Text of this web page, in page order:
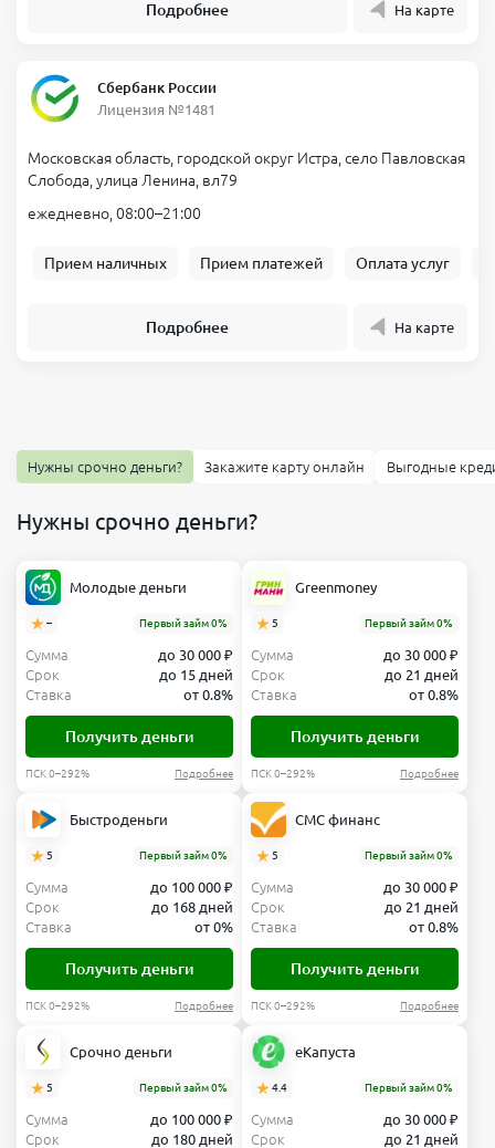
Подробнее На карте
Сбербанк России
Лицензия №1481
Московская область, городской округ Истра, село Павловская
Слобода, улица Ленина, вл79
ежедневно, 08:00–21:00
Прием наличных Прием платежей Оплата услуг
Подробнее На карте
Нужны срочно деньги? Закажите карту онлайн Выгодные
Нужны срочно деньги?
Молодые деньги
– Первый займ 0%
Сумма
до 30 000 ₽
Срок
до 15 дней
Ставка
от 0.8%
Получить деньги
ПСК 0–292% Подробнее
Greenmoney
5 Первый займ 0%
Сумма
до 30 000 ₽
Срок
до 21 дней
Ставка
от 0.8%
Получить деньги
ПСК 0–292% Подробнее
Быстроденьги
5 Первый займ 0%
Сумма
до 100 000 ₽
Срок
до 168 дней
Ставка
от 0%
Получить деньги
ПСК 0–292% Подробнее
СМС финанс
5 Первый займ 0%
Сумма
до 30 000 ₽
Срок
до 21 дней
Ставка
от 0.8%
Получить деньги
ПСК 0–292% Подробнее
Срочно деньги
5 Первый займ 0%
Сумма
до 100 000 ₽
Срок
до 180 дней
еКапуста
4.4 Первый займ 0%
Сумма
до 30 000 ₽
Срок
до 21 дней